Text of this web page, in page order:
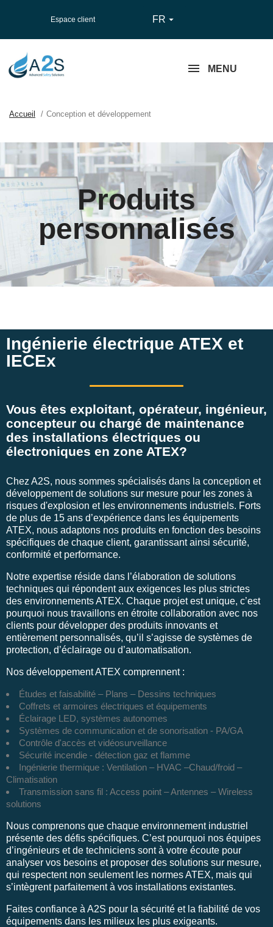
Espace client FR 
MENU
Accueil Conception et développement
Produits
personnalisés
Ingénierie électrique ATEX et
IECEx
Vous êtes exploitant, opérateur, ingénieur,
concepteur ou chargé de maintenance
des installations électriques ou
électroniques en zone ATEX?
Chez A2S, nous sommes spécialisés dans la conception et
développement de solutions sur mesure pour les zones à
risques d'explosion et les environnements industriels. Forts
de plus de 15 ans d’expérience dans les équipements
ATEX, nous adaptons nos produits en fonction des besoins
spécifiques de chaque client, garantissant ainsi sécurité,
conformité et performance.
Notre expertise réside dans l’élaboration de solutions
techniques qui répondent aux exigences les plus strictes
des environnements ATEX. Chaque projet est unique, c’est
pourquoi nous travaillons en étroite collaboration avec nos
clients pour développer des produits innovants et
entièrement personnalisés, qu’il s’agisse de systèmes de
protection, d’éclairage ou d’automatisation.
Nos développement ATEX comprennent :
Études et faisabilité – Plans – Dessins techniques
Coffrets et armoires électriques et équipements
Éclairage LED, systèmes autonomes
Systèmes de communication et de sonorisation - PA/GA
Contrôle d'accès et vidéosurveillance
Sécurité incendie - détection gaz et flamme
Ingénierie thermique : Ventilation – HVAC –Chaud/froid –
Climatisation
Transmission sans fil : Access point – Antennes – Wireless
solutions
Nous comprenons que chaque environnement industriel
présente des défis spécifiques. C’est pourquoi nos équipes
d’ingénieurs et de techniciens sont à votre écoute pour
analyser vos besoins et proposer des solutions sur mesure,
qui respectent non seulement les normes ATEX, mais qui
s’intègrent parfaitement à vos installations existantes.
Faites confiance à A2S pour la sécurité et la fiabilité de vos
équipements dans les milieux les plus exigeants.